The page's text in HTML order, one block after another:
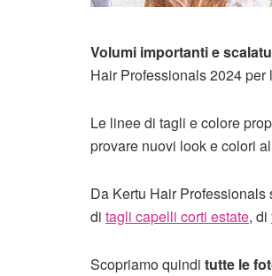
Volumi importanti e
Hair Professionals 2024 per
Le linee di tagli e colore
provare nuovi look e colori
Da Kertu Hair Professionals
di tagli capelli corti estate, di
Scopriamo quindi tutte le